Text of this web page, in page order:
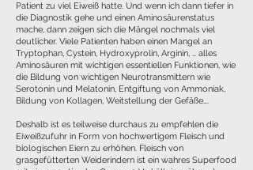
Patient zu viel Eiweiß hatte. Und wenn ich dann tiefer in
die Diagnostik gehe und einen Aminosäurenstatus
mache, dann zeigen sich die Mängel nochmals viel
deutlicher. Viele Patienten haben einen Mangel an
Tryptophan, Cystein, Hydroxyprolin, Arginin, … alles
Aminosäuren mit wichtigen essentiellen Funktionen, wie
die Bildung von wichtigen Neurotransmittern wie
Serotonin und Melatonin, Entgiftung von Ammoniak,
Bildung von Kollagen, Weitstellung der Gefäße….
Deshalb ist es teilweise durchaus zu empfehlen die
Eiweißzufuhr in Form von hochwertigem Fleisch und
biologischen Eiern zu erhöhen. Fleisch von
grasgefütterten Weiderindern ist ein wahres Superfood